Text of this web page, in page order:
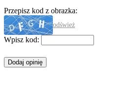
Przepisz kod z obrazka:
odśwież
Wpisz kod: